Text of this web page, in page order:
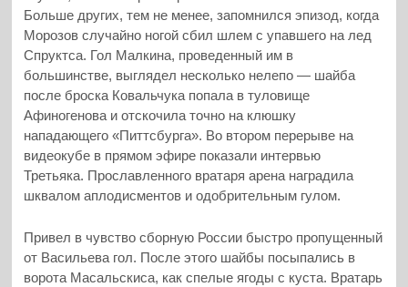
Больше других, тем не менее, запомнился эпизод, когда
Морозов случайно ногой сбил шлем с упавшего на лед
Спруктса. Гол Малкина, проведенный им в
большинстве, выглядел несколько нелепо — шайба
после броска Ковальчука попала в туловище
Афиногенова и отскочила точно на клюшку
нападающего «Питтсбурга». Во втором перерыве на
видеокубе в прямом эфире показали интервью
Третьяка. Прославленного вратаря арена наградила
шквалом аплодисментов и одобрительным гулом.
Привел в чувство сборную России быстро пропущенный
от Васильева гол. После этого шайбы посыпались в
ворота Масальскиса, как спелые ягоды с куста. Вратарь